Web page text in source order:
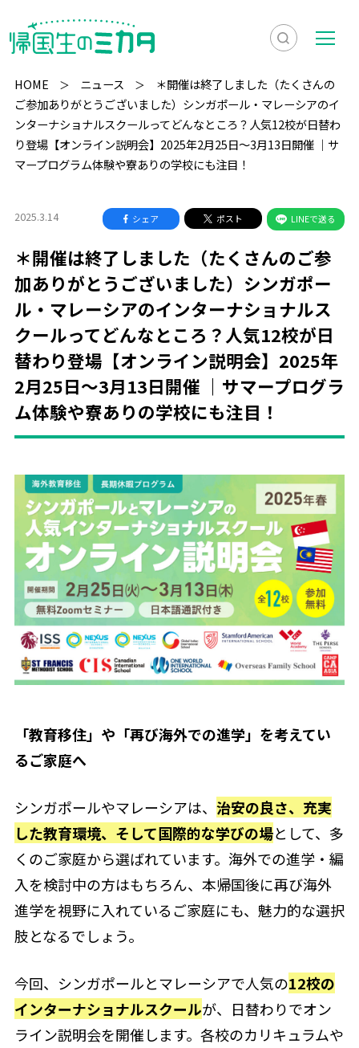
検
索
検
索
を
表
示
メ
ニ
ュ
ー
HOME ニュース
＊開催は終了しました（たくさんの
ご参加ありがとうございました）シンガポール・マレーシアのイ
ンターナショナルスクールってどんなところ？人気12校が日替わ
り登場【オンライン説明会】2025年2月25日〜3月13日開催 ｜サ
マープログラム体験や寮ありの学校にも注目！
2025.3.14 シェア ポスト LINEで送る
＊開催は終了しました（たくさんのご参
加ありがとうございました）シンガポー
ル・マレーシアのインターナショナルス
クールってどんなところ？人気12校が日
替わり登場【オンライン説明会】2025年
2月25日〜3月13日開催 ｜サマープログラ
ム体験や寮ありの学校にも注目！
「教育移住」や「再び海外での進学」を考えてい
るご家庭へ
シンガポールやマレーシアは、 治安の良さ、充実
した教育環境、そして国際的な学びの場として、多
くのご家庭から選ばれています。海外での進学・編
入を検討中の方はもちろん、本帰国後に再び海外
進学を視野に入れているご家庭にも、魅力的な選択
肢となるでしょう。
今回、シンガポールとマレーシアで人気の12校の
インターナショナルスクールが、日替わりでオン
ライン説明会を開催します。各校のカリキュラムや